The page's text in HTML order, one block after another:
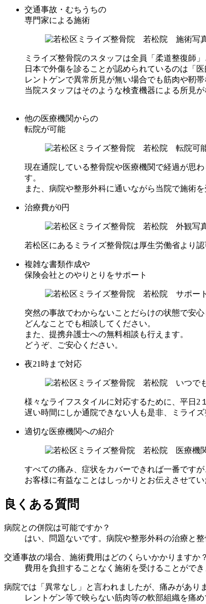
交通事故・むちうちの
専門家による施術
ミライズ整骨院のスタッフは全員「柔道整復師
日本で外傷を診ることが認められているのは「
レントゲンで異常所見が無い場合でも筋肉や靭
当院スタッフはそのような検査機器による所見
他の医療機関からの
転院が可能
現在通院している整骨院や医療機関で経過が思
す。
また、病院や整形外科に通いながら当院で施術
治療費が0円
若松区にあるミライズ整骨院は厚生労働省より
複雑な書類作成や
保険会社とのやりとりをサポート
突然の事故でわからないことだらけの状態で安心
どんなことでも相談してください。
また、提携弁護士への無料相談も行えます。
どうぞ、ご安心ください。
夜21時まで対応
様々なライフスタイルに対応するために、平日2
遅い時間にしか通院できない人も是非、ミライズ
適切な医療機関への紹介
すべての痛み、症状をカバーできれば一番です
お客様に有益なことはしっかりとお伝えさせてい
良くある質問
病院との併院は可能ですか？
はい、問題ないです。病院や整形外科の治療と
交通事故の場合、施術費用はどのくらいかかりますか？
費用を負担することなく施術を受けることができ
病院では「異常なし」と言われましたが、痛みがあり
レントゲン等で映らない筋肉等の軟部組織を痛